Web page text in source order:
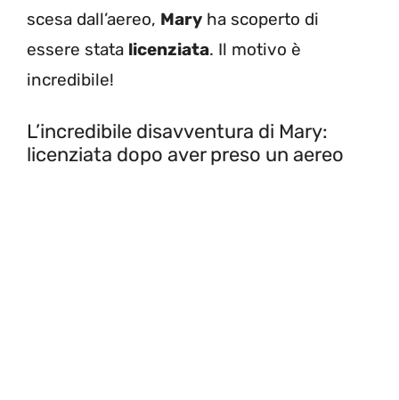
scesa dall’aereo, Mary ha scoperto di
essere stata licenziata. Il motivo è
incredibile!
L’incredibile disavventura di Mary:
licenziata dopo aver preso un aereo